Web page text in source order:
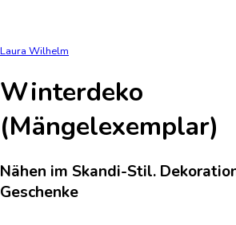
Laura Wilhelm
Winterdeko
(Mängelexemplar)
Nähen im Skandi-Stil.
Geschenke